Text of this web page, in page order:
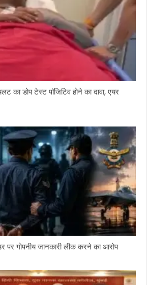
का डोप टेस्ट पॉजिटिव होने का दावा, एयर
पर गोपनीय जानकारी लीक करने का आरोप